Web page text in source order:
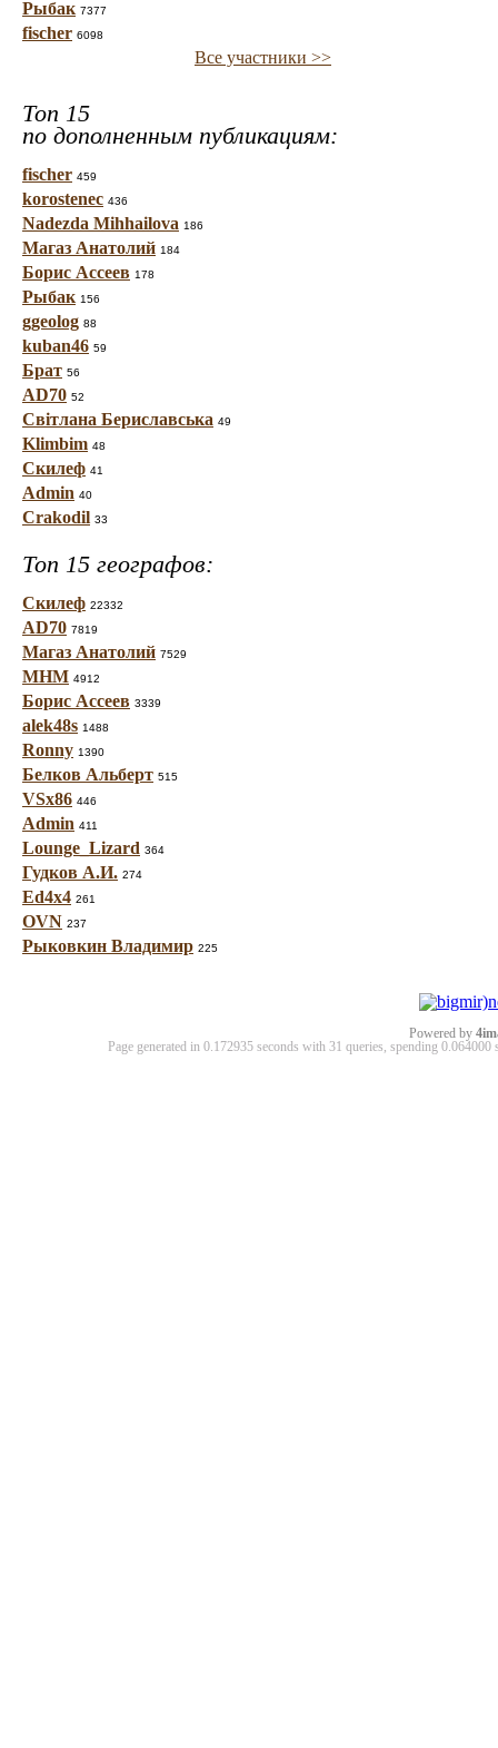
Рыбак 7377
fischer 6098
Все участники >>
Топ 15
по дополненным публикациям:
fischer 459
korostenec 436
Nadezda Mihhailova 186
Магаз Анатолий 184
Борис Ассеев 178
Рыбак 156
ggeolog 88
kuban46 59
Брат 56
AD70 52
Світлана Бериславська 49
Klimbim 48
Скилеф 41
Admin 40
Crakodil 33
Топ 15 географов:
Скилеф 22332
AD70 7819
Магаз Анатолий 7529
МНМ 4912
Борис Ассеев 3339
alek48s 1488
Ronny 1390
Белков Альберт 515
VSx86 446
Admin 411
Lounge_Lizard 364
Гудков А.И. 274
Ed4x4 261
OVN 237
Рыковкин Владимир 225
Powered by
Page generated in 0.172935 seconds with 31 queries, spending